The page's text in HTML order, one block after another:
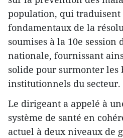
population, qui traduisent
fondamentaux de la
soumises à la 10e session
nationale, fournissant
solide pour surmonter les
institutionnels du secteur.
Le dirigeant a appelé à
système de santé en
actuel à deux niveaux de